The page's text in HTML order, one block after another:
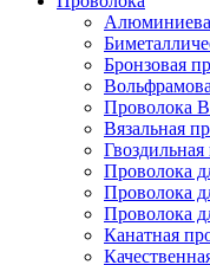
Бронзовая
Проволока
Вязальная
Проволока
Проволока
Проволока
Канатная